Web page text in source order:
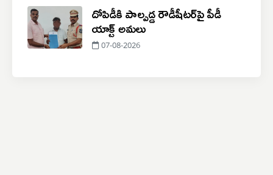
దోపిడీకి పాల్పడ్డ రౌడీషీటర్‌పై పీడీ
యాక్ట్ అమలు
07-08-2026